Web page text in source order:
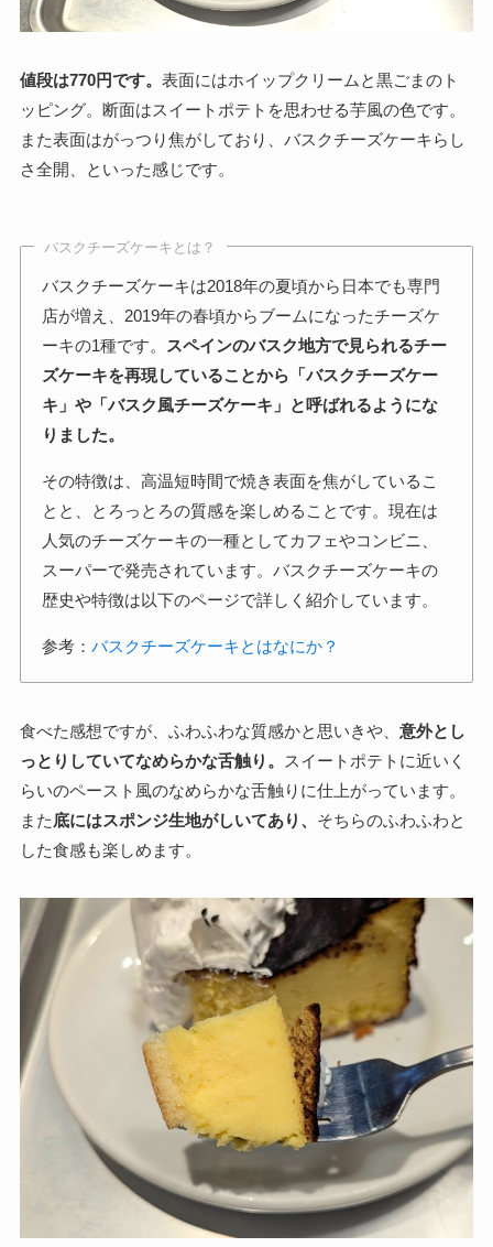
値段は770円です。 表面にはホイップクリームと黒ごまのト
ッピング。断面はスイートポテトを思わせる芋風の色です。
また表面はがっつり焦がしており、バスクチーズケーキらし
さ全開、といった感じです。
バスクチーズケーキとは？
バスクチーズケーキは2018年の夏頃から日本でも専門
店が増え、2019年の春頃からブームになったチーズケ
ーキの1種です。
スペインのバスク地方で見られるチー
ズケーキを再現していることから「バスクチーズケー
キ」や「バスク風チーズケーキ」と呼ばれるようにな
りました。
その特徴は、高温短時間で焼き表面を焦がしているこ
とと、とろっとろの質感を楽しめることです。現在は
人気のチーズケーキの一種としてカフェやコンビニ、
スーパーで発売されています。バスクチーズケーキの
歴史や特徴は以下のページで詳しく紹介しています。
参考： バスクチーズケーキとはなにか？
食べた感想ですが、ふわふわな質感かと思いきや、 意外とし
っとりしていてなめらかな舌触り。
スイートポテトに近いく
らいのペースト風のなめらかな舌触りに仕上がっています。
また底にはスポンジ生地がしいてあり、 そちらのふわふわと
した食感も楽しめます。